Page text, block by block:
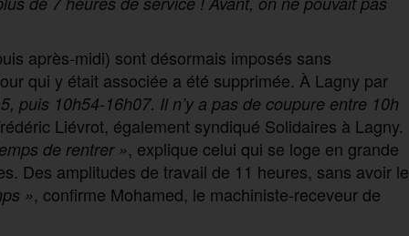
après-midi) sont désormais imposés sans
qui y était associée a été supprimée. À Lagny par
puis 10h54-16h07. Il n’y a pas de coupure entre 10h
Liévrot, également syndiqué Solidaires à Lagny.
de rentrer », explique celui qui se loge en grande
Des amplitudes de travail de 11 heures, sans avoir le
», confirme Mohamed, le machiniste-receveur de